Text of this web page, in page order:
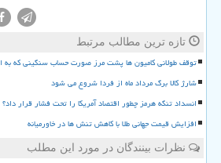
تازه ترین مطالب مرتبط
توقف طولانی کامیون ها پشت مرز صورت حساب سنگینی که به
شارژ کالا برگ مرداد ماه از فردا شروع می شود
انسداد تنگه هرمز چطور اقتصاد آمریکا را تحت فشار قرار داد؟
افزایش قیمت جهانی طلا با کاهش تنش ها در خاورمیانه
نظرات بینندگان در مورد این مطلب